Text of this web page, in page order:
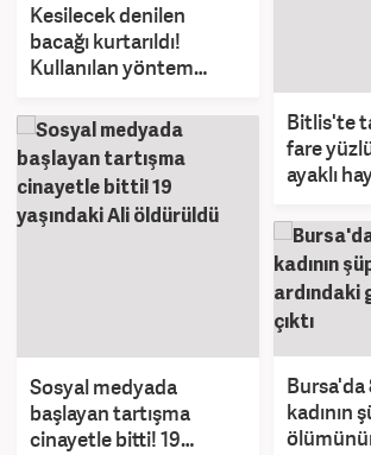
Kesilecek denilen
bacağı kurtarıldı!
Kullanılan yöntem
Bitlis'te
fare
ayaklı
Sosyal medyada
başlayan tartışma
cinayetle bitti! 19
Bursa'da
kadının